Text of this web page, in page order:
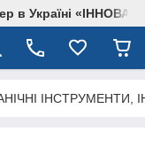
в Україні
ІНСТРУМЕНТИ,